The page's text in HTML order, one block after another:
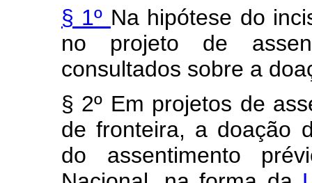
§ 1º Na hipótese do
no projeto de
consultados sobre a
§ 2º Em projetos de
de fronteira, a doação
do assentimento